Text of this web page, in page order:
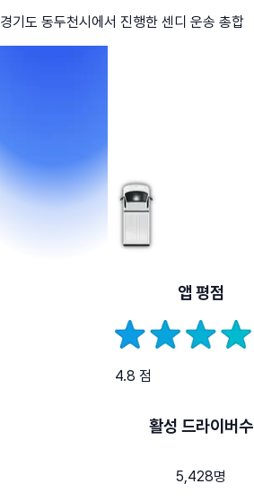
경기도 동두천시 에서 진행한 센디 운송 총합
앱 평점
4.8 점
활성 드라이버수
5,428명